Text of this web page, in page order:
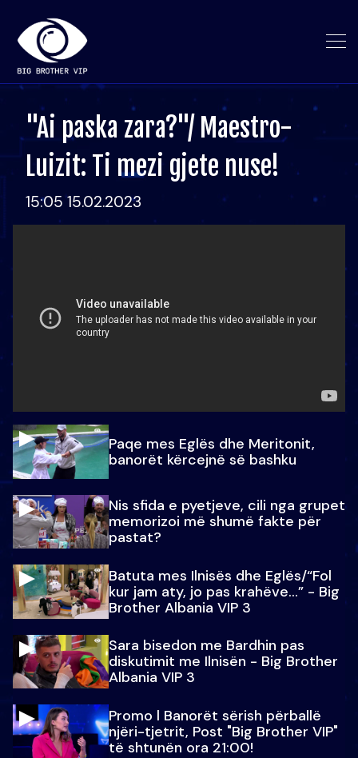
"Ai paska zara?"/ Maestro-
Luizit: Ti mezi gjete nuse!
15:05 15.02.2023
Paqe mes Eglës dhe Meritonit,
banorët kërcejnë së bashku
Nis sfida e pyetjeve, cili nga grupet
memorizoi më shumë fakte për
pastat?
Batuta mes Ilnisës dhe Eglës/“Fol
kur jam aty, jo pas krahëve…” - Big
Brother Albania VIP 3
Sara bisedon me Bardhin pas
diskutimit me Ilnisën - Big Brother
Albania VIP 3
Promo l Banorët sërish përballë
njëri-tjetrit, Post "Big Brother VIP"
të shtunën ora 21:00!